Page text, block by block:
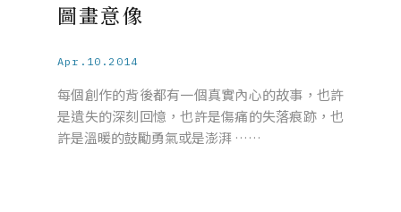
圖畫意像
Apr.10.2014
每個創作的背後都有一個真實內心的故事，也許
是遺失的深刻回憶，也許是傷痛的失落痕跡，也
許是溫暖的鼓勵勇氣或是澎湃 ……